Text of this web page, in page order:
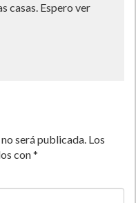
casas. Espero ver
será publicada. Los
con*